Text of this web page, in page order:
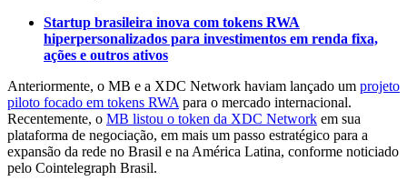
Startup brasileira inova com tokens RWA
hiperpersonalizados para investimentos em renda fixa,
ações e outros ativos
Anteriormente, o MB e a XDC Network haviam lançado um projeto
piloto focado em tokens RWA para o mercado internacional.
Recentemente, o MB listou o token da XDC Network em sua
plataforma de negociação, em mais um passo estratégico para a
expansão da rede no Brasil e na América Latina, conforme noticiado
pelo Cointelegraph Brasil.